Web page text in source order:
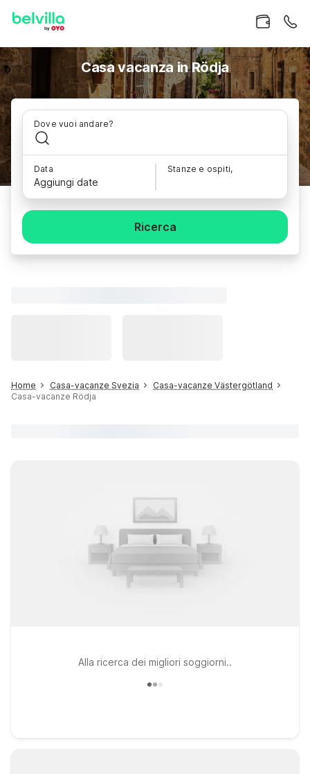
Casa vacanza in Rödja
Dove vuoi andare?
Data
Aggiungi date
Stanze e ospiti,
Ricerca
Home Casa-vacanze Svezia
Casa-vacanze Västergötland
Casa-vacanze Rödja
Alla ricerca dei migliori soggiorni..